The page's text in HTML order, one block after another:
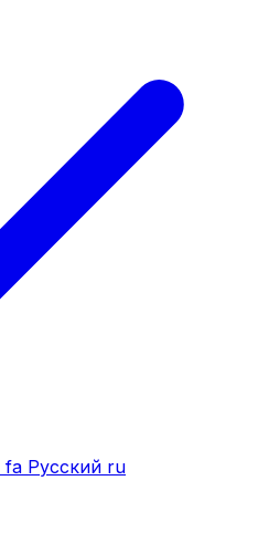
fa Русский ru